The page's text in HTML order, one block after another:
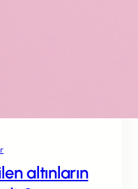
altınların